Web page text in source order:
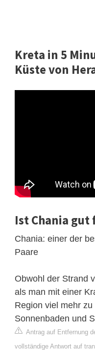
Kreta in 5
Küste von
Ist Chania gut
Chania: einer der
Paare
Obwohl der Strand
als man mit einer
Region viel mehr
Sonnenbaden und
Antrag auf Entfernung
vollständige Antwort auf